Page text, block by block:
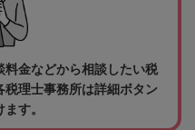
料金などから相談したい税
理士事務所は詳細ボタン
す。